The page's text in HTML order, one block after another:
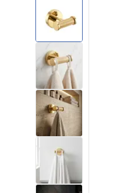
Sprchové dvere
Sprchové vaničky
Sprchové žľaby
Umývadlá
Vaňa so zástenou